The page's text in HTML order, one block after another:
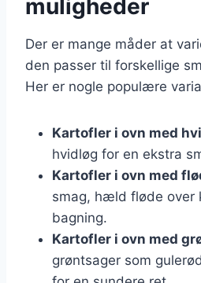
muligheder
Der er mange måder at
den passer til forskellige
Her er nogle populære
Kartofler i ovn med
hvidløg for en ekstra
Kartofler i ovn med
smag, hæld fløde over
bagning.
Kartofler i ovn med
grøntsager som